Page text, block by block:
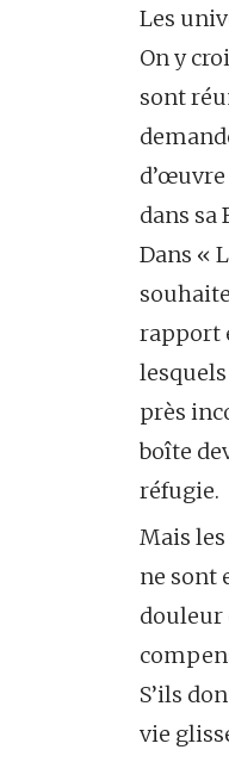
Les
On y
sont
dans sa
Dans «
rapport
près
boîte
réfugie.
Mais
ne sont
douleur
S’ils
vie